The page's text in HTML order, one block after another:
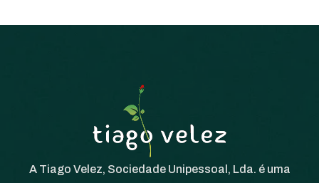
A Tiago Velez, Sociedade Unipessoal, Lda. é uma